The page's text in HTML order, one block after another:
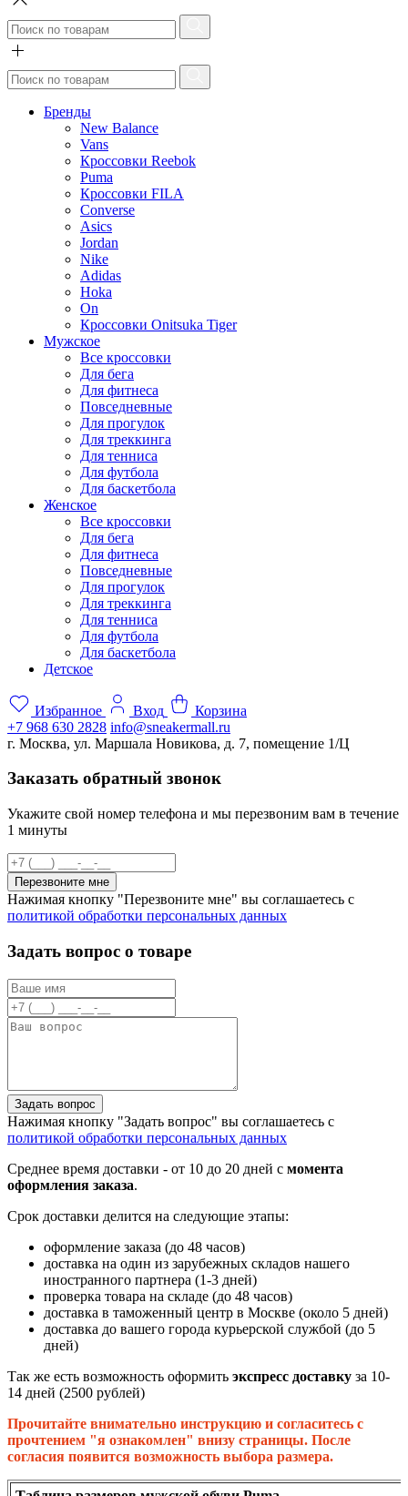
Бренды
New Balance
Vans
Кроссовки Reebok
Puma
Кроссовки FILA
Converse
Asics
Jordan
Nike
Adidas
Hoka
On
Кроссовки Onitsuka Tiger
Мужское
Все кроссовки
Для бега
Для фитнеса
Повседневные
Для прогулок
Для треккинга
Для тенниса
Для футбола
Для баскетбола
Женское
Все кроссовки
Для бега
Для фитнеса
Повседневные
Для прогулок
Для треккинга
Для тенниса
Для футбола
Для баскетбола
Детское
Избранное Вход
Корзина
+7 968 630 2828 info@sneakermall.ru
г. Москва, ул. Маршала Новикова, д. 7, помещение 1/Ц
Заказать обратный звонок
Укажите свой номер телефона и мы перезвоним вам в течение
1 минуты
Перезвоните мне
Нажимая кнопку "Перезвоните мне" вы соглашаетесь с
политикой обработки персональных данных
Задать вопрос о товаре
Задать вопрос
Нажимая кнопку "Задать вопрос" вы соглашаетесь с
политикой обработки персональных данных
Среднее время доставки - от 10 до 20 дней с момента
оформления заказа.
Срок доставки делится на следующие этапы:
оформление заказа (до 48 часов)
доставка на один из зарубежных складов нашего
иностранного партнера (1-3 дней)
проверка товара на складе (до 48 часов)
доставка в таможенный центр в Москве (около 5 дней)
доставка до вашего города курьерской службой (до 5
дней)
Так же есть возможность оформить экспресс доставку за 10-
14 дней (2500 рублей)
Прочитайте внимательно инструкцию и согласитесь с
прочтением "я ознакомлен" внизу страницы. После
согласия появится возможность выбора размера.